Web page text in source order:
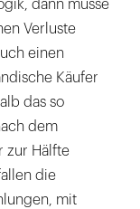
dann müsse
Verluste
einen
Käufer
das so
dem
zur Hälfte
die
mit